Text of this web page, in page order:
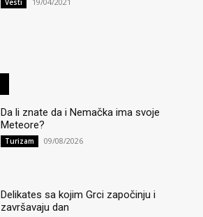
Vesti
Da li znate da i Nemačka ima svoje
Meteore?
Turizam 09/08/2026
Delikates sa kojim Grci započinju i
završavaju dan